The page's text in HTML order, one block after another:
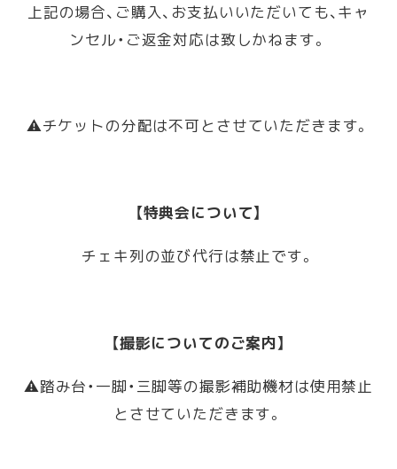
上記の場合、ご購入、お支払いいただいても、キャ
ンセル・ご返金対応は致しかねます。
⚠️チケットの分配は不可とさせていただきます。
【特典会について】
チェキ列の並び代行は禁止です。
【撮影についてのご案内】
⚠️踏み台・一脚・三脚等の撮影補助機材は使用禁止
とさせていただきます。